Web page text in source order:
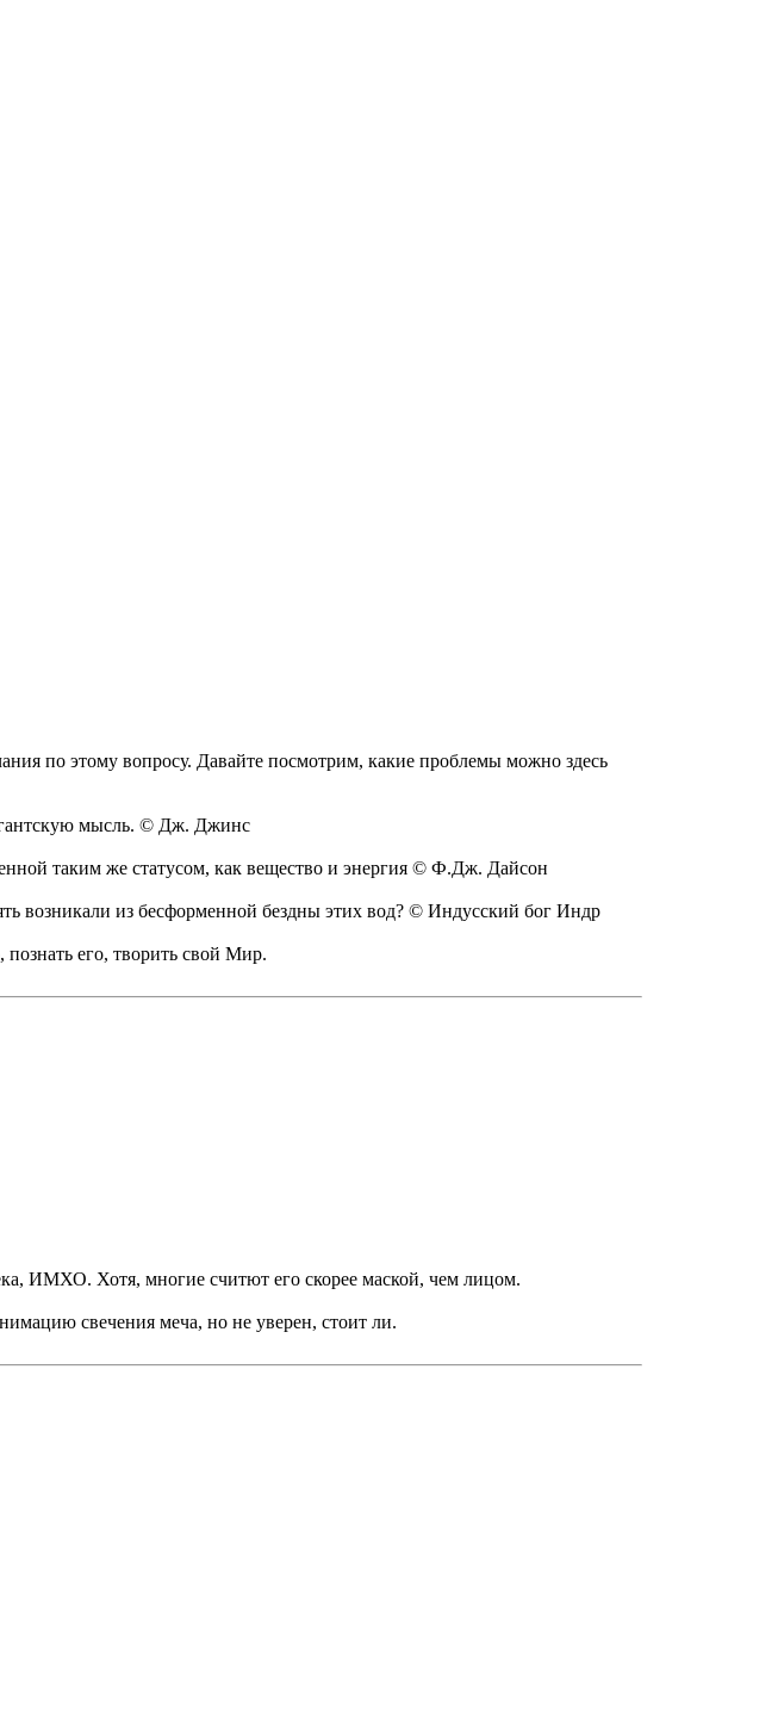
по этому вопросу. Давайте посмотрим, какие проблемы можно здесь
мысль. © Дж. Джинс
таким же статусом, как вещество и энергия © Ф.Дж. Дайсон
возникали из бесформенной бездны этих вод? © Индусский бог Индр
его, творить свой Мир.
ИМХО. Хотя, многие считют его скорее маской, чем лицом.
свечения меча, но не уверен, стоит ли.